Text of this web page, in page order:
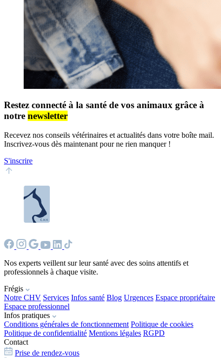
Restez connecté à la santé de vos animaux grâce à
notre newsletter
Recevez nos conseils vétérinaires et actualités dans votre boîte mail.
Inscrivez-vous dès maintenant pour ne rien manquer !
S'inscrire
Nos experts veillent sur leur santé avec des soins attentifs et
professionnels à chaque visite.
Frégis
Notre CHV Services Infos santé Blog Urgences Espace propriétaire
Espace professionnel
Infos pratiques
Conditions générales de fonctionnement Politique de cookies
Politique de confidentialité Mentions légales RGPD
Contact
Prise de rendez-vous